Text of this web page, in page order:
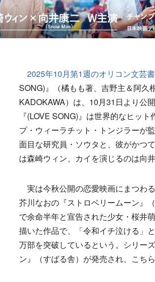
でシェア
ックマーク
る
2025年10月第1週のオリコン文芸
SONG)』（橘もも著、吉野主＆阿久
KADOKAWA）は、10月31日より公
『(LOVE SONG)』は世界的なヒッ
プ・ウィーラチット・トンジラーが
面目な研究員・ソウタと、彼がかつ
は森崎ウィン、カイを演じるのは向
実は今秋公開の恋愛映画にまつわ
芥川なおの『ストロベリームーン』
で余命半年と宣告された少女・桜井
描いた作品で、「令和イチ泣ける」
万部を突破しているという。シリー
ン』（すばる舎）が発売され、こち